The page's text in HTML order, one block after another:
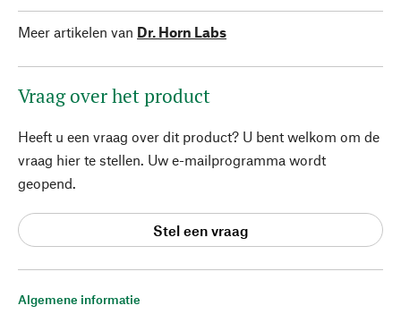
Algemene informatie
Meer artikelen van Dr. Horn Labs
Vraag over het product
Heeft u een vraag over dit product? U bent welkom om de
vraag hier te stellen. Uw e-mailprogramma wordt
geopend.
Stel een vraag